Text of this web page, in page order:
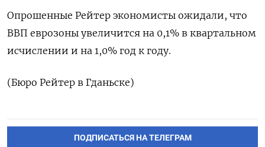
Опрошенные Рейтер экономисты ожидали, что
ВВП еврозоны увеличится на 0,1% в квартальном
исчислении и на 1,0% год к году.
(Бюро Рейтер в Гданьске)
ПОДПИСАТЬСЯ НА ТЕЛЕГРАМ